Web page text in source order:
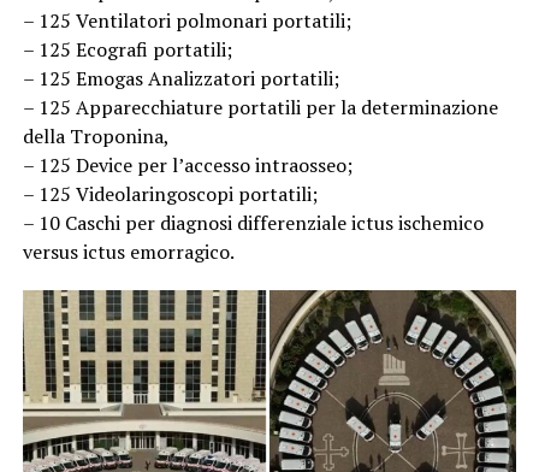
– 125 Ventilatori polmonari portatili;
– 125 Ecografi portatili;
– 125 Emogas Analizzatori portatili;
– 125 Apparecchiature portatili per la determinazione
della Troponina,
– 125 Device per l’accesso intraosseo;
– 125 Videolaringoscopi portatili;
– 10 Caschi per diagnosi differenziale ictus ischemico
versus ictus emorragico.